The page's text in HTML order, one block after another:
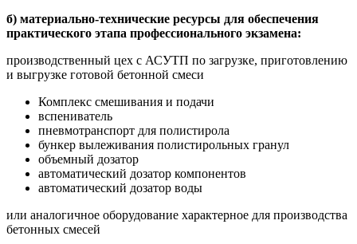
б) материально-технические ресурсы для обеспечения
практического этапа профессионального экзамена:
производственный цех с АСУТП по загрузке, приготовлению
и выгрузке готовой бетонной смеси
Комплекс смешивания и подачи
вспениватель
пневмотранспорт для полистирола
бункер вылеживания полистирольных гранул
объемный дозатор
автоматический дозатор компонентов
автоматический дозатор воды
или аналогичное оборудование характерное для производства
бетонных смесей